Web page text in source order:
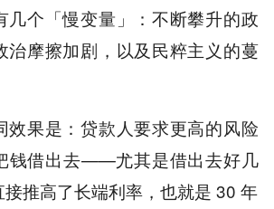
几个「慢变量」：不断攀升的政
治摩擦加剧，以及民粹主义的蔓
效果是：贷款人要求更高的风险
钱借出去——尤其是借出去好几
推高了长端利率，也就是 30 年